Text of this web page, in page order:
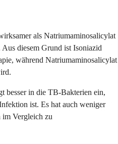
als Natriumaminosalicylat
diesem Grund ist Isoniazid
während Natriumaminosalicylat
besser in die TB-Bakterien ein,
ist. Es hat auch weniger
im Vergleich zu